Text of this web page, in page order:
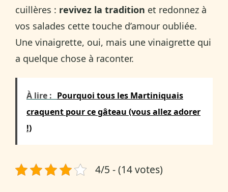
cuillères : revivez la tradition et redonnez à
vos salades cette touche d’amour oubliée.
Une vinaigrette, oui, mais une vinaigrette qui
a quelque chose à raconter.
À lire : Pourquoi tous les Martiniquais
craquent pour ce gâteau (vous allez adorer
!)
4/5 - (14 votes)